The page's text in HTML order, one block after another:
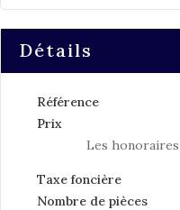
Détails
Référence
Prix
Les
Taxe foncière
Nombre de pièces